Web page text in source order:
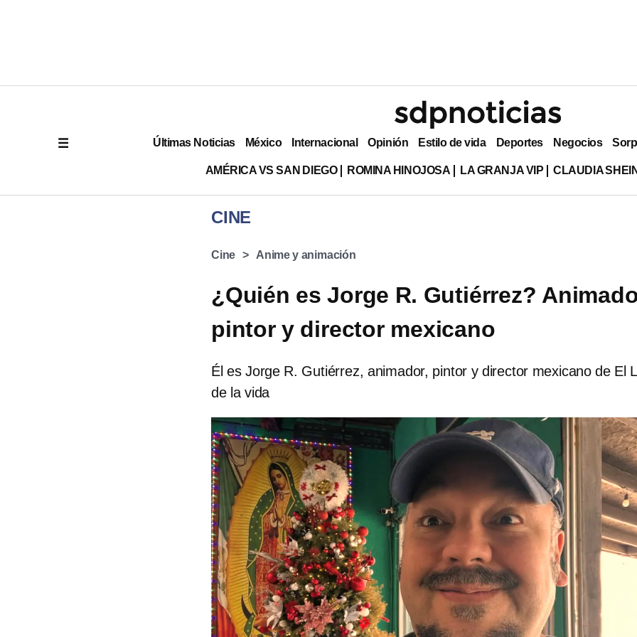
Últimas Noticias México Internacional Opinión Estilo de vida Deportes Negocios
AMÉRICA VS SAN DIEGO ROMINA HINOJOSA LA GRANJA VIP CLAUDIA
CINE
Cine Anime y animación
¿Quién es Jorge R. Gutiérrez?
pintor y director mexicano
Él es Jorge R. Gutiérrez, animador, pintor y director mexicano de El
de la vida